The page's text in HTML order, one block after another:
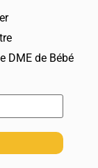
DME de Bébé